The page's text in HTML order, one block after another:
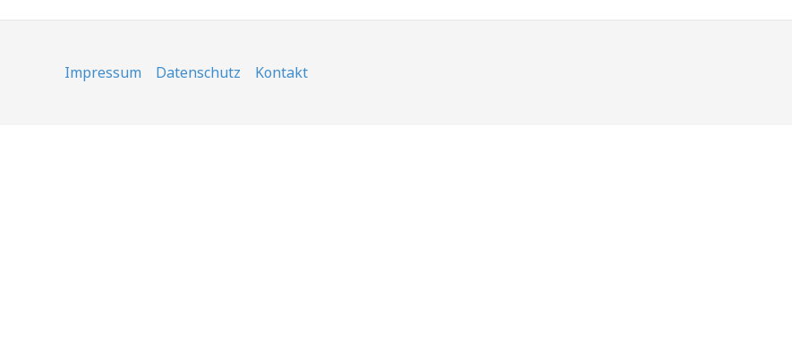
Impressum Datenschutz Kontakt